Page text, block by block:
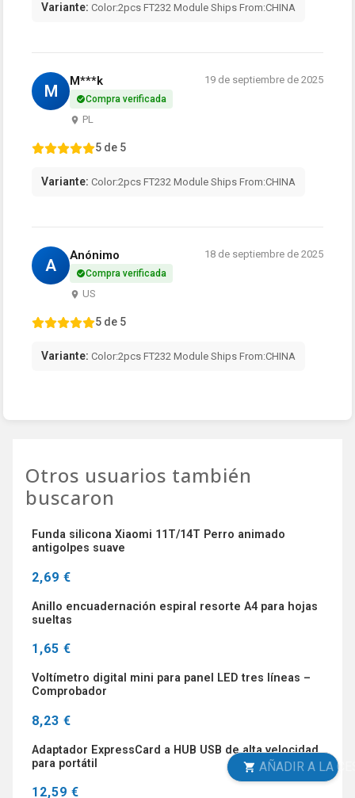
Variante: Color:2pcs FT232 Module Ships From:CHINA
M
M***k
Compra verificada
PL
19 de septiembre de 2025
5 de 5
Variante: Color:2pcs FT232 Module Ships From:CHINA
A
Anónimo
Compra verificada
US
18 de septiembre de 2025
5 de 5
Variante: Color:2pcs FT232 Module Ships From:CHINA
Otros usuarios también
buscaron
Funda silicona Xiaomi 11T/14T Perro animado
antigolpes suave
2,69 €
Anillo encuadernación espiral resorte A4 para hojas
sueltas
1,65 €
Voltímetro digital mini para panel LED tres líneas –
Comprobador
8,23 €
Adaptador ExpressCard a HUB USB de alta velocidad
para portátil
12,59 €
AÑADIR A LA CESTA